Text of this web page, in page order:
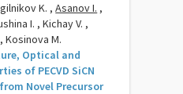
K. ,Asanov I. ,
I. , Kichay V. ,
Kosinova M.
Optical and
of PECVD SiCN
Novel Precursor